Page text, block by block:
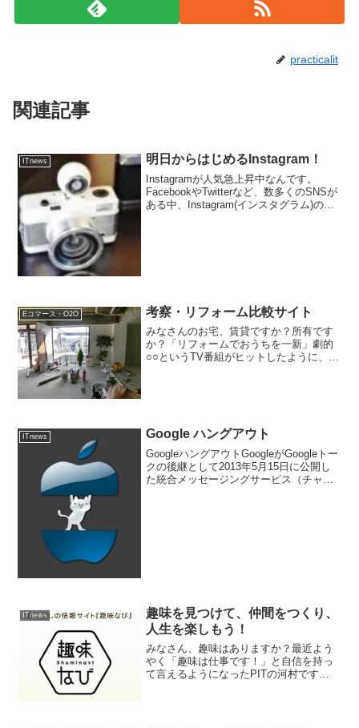
practicalit
関連記事
ITnews 明日からはじめるInstagram！
Instagramが人気急上昇中なんです。
FacebookやTwitterなど、数多くのSNSが
ある中、Instagram(インスタグラム)の人
Eコマース・O2O 考察・リフォーム比較サイト
みなさんのお宅、賃貸ですか？所有です
か？「リフォームでおうちを一新」劇的
○○というTV番組がヒットしたように、リ
ITnews Google ハングアウト
GoogleハングアウトGoogleがGoogleトー
クの後継として2013年5月15日に公開し
た統合メッセージングサービス（チャッ
ITnews
趣味を見つけて、仲間をつくり、
人生を楽しもう！
みなさん、趣味はありますか？最近よう
やく「趣味は仕事です！」と自信を持っ
て言えるようになったPITの河村です